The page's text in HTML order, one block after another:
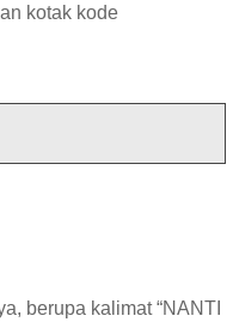
kotak kode
berupa kalimat “NANTI